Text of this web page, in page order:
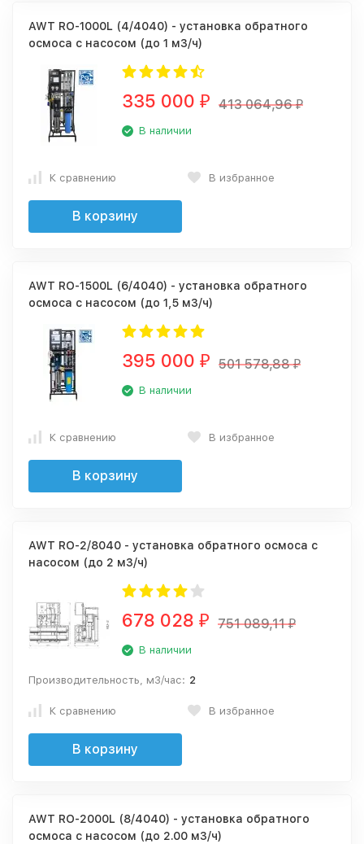
AWT RO-1000L (4/4040) - установка обратного
осмоса с насосом (до 1 м3/ч)
335 000 ₽ 413 064,96 ₽
В наличии
К сравнению В избранное
В корзину
AWT RO-1500L (6/4040) - установка обратного
осмоса с насосом (до 1,5 м3/ч)
395 000 ₽ 501 578,88 ₽
В наличии
К сравнению В избранное
В корзину
AWT RO-2/8040 - установка обратного осмоса с
насосом (до 2 м3/ч)
678 028 ₽ 751 089,11 ₽
В наличии
Производительность, м3/час: 2
К сравнению В избранное
В корзину
AWT RO-2000L (8/4040) - установка обратного
осмоса с насосом (до 2.00 м3/ч)